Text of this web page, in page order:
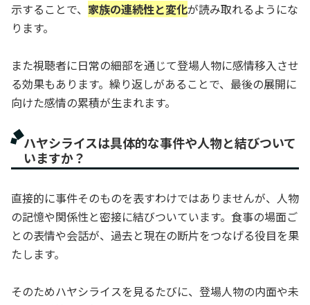
示することで、 家族の連続性と変化が読み取れるようにな
ります。
また視聴者に日常の細部を通じて登場人物に感情移入させ
る効果もあります。繰り返しがあることで、最後の展開に
向けた感情の累積が生まれます。
ハヤシライスは具体的な事件や人物と結びついて
いますか？
直接的に事件そのものを表すわけではありませんが、人物
の記憶や関係性と密接に結びついています。食事の場面ご
との表情や会話が、過去と現在の断片をつなげる役目を果
たします。
そのためハヤシライスを見るたびに、登場人物の内面や未